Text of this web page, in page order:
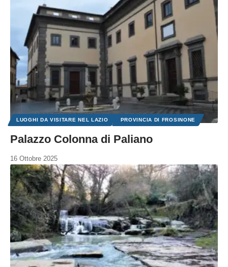
LUOGHI DA VISITARE NEL LAZIO PROVINCIA DI FROSINONE
Palazzo Colonna di Paliano
16 Ottobre 2025